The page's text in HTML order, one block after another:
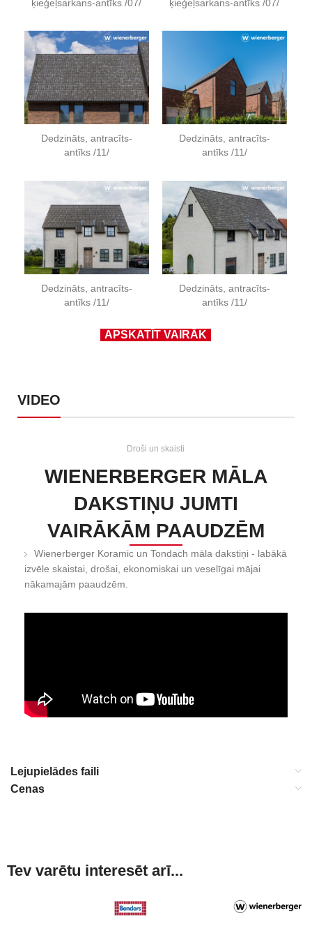
ķieģeļsarkans-antīks /07/
ķieģeļsarkans-antīks /07/
Dedzināts, antracīts-
antīks /11/
Dedzināts, antracīts-
antīks /11/
Dedzināts, antracīts-
antīks /11/
Dedzināts, antracīts-
antīks /11/
APSKATĪT VAIRĀK
VIDEO
Droši un skaisti
WIENERBERGER MĀLA
DAKSTIŅU JUMTI
VAIRĀKĀM PAAUDZĒM
Wienerberger Koramic un Tondach māla dakstiņi - labākā
izvēle skaistai, drošai, ekonomiskai un veselīgai mājai
nākamajām paaudzēm.
Lejupielādes faili
Cenas
Tev varētu interesēt arī...